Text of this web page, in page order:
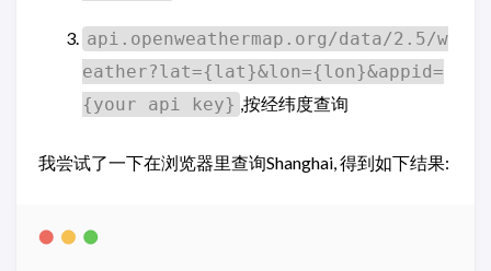
api.openweathermap.org/data/2.5/w
eather?lat={lat}&lon={lon}&appid=
{your api key} ,按经纬度查询
我尝试了一下在浏览器里查询Shanghai, 得到如下结果: